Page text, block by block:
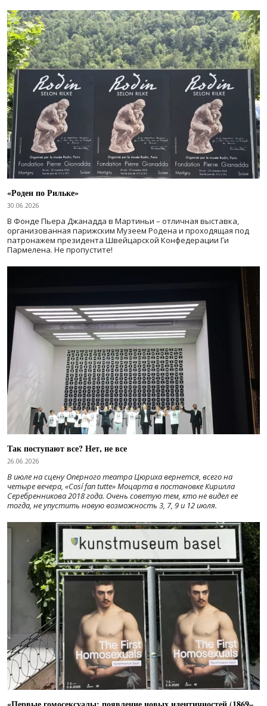
«Роден по Рильке»
30.06.2026
В Фонде Пьера Джанадда в Мартиньи – отличная выставка,
организованная парижским Музеем Родена и проходящая под
патронажем президента Швейцарской Конфедерации Ги
Пармелена. Не пропустите!
Так поступают все? Нет, не все
26.06.2026
В июле на сцену Оперного театра Цюриха вернется, всего на
четыре вечера, «Cosí fan tutte» Моцарта в постановке Кирилла
Серебренникова 2018 года. Очень советую тем, кто не видел ее
тогда, не упустить новую возможность 3, 7, 9 и 12 июля.